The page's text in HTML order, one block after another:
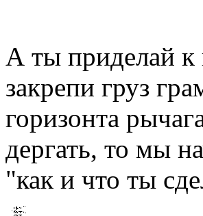
А ты приделай к
закрепи груз
горизонта
дергать, то мы
"как и что ты